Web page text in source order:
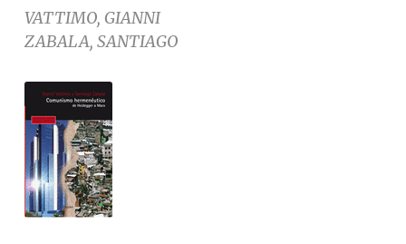
VATTIMO, GIANNI
ZABALA, SANTIAGO